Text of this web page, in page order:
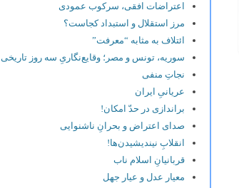
اعتراضات افقی، سرکوب عمودی
مرز استقلال و استبداد کجاست؟
ائتلاف به مثابه “معرفت”
سوریه، تونس و مصر؛ وقایع‌نگاریِ سه روز تاریخی
نجاتِ منفی
عریانیِ ایران
براندازی در حدّ امکان!
صدای اعتراض و بحرانِ ناشنوایی
انقلابِ نیندیشیدن‌ها!
قربانیانِ اسلام ناب
معیار عدل و عیار جهل